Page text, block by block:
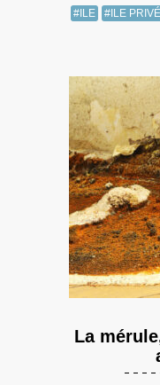
#ILE #ILE
La